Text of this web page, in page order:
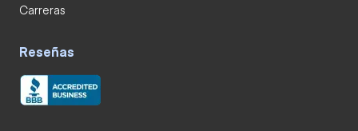
Carreras
Reseñas